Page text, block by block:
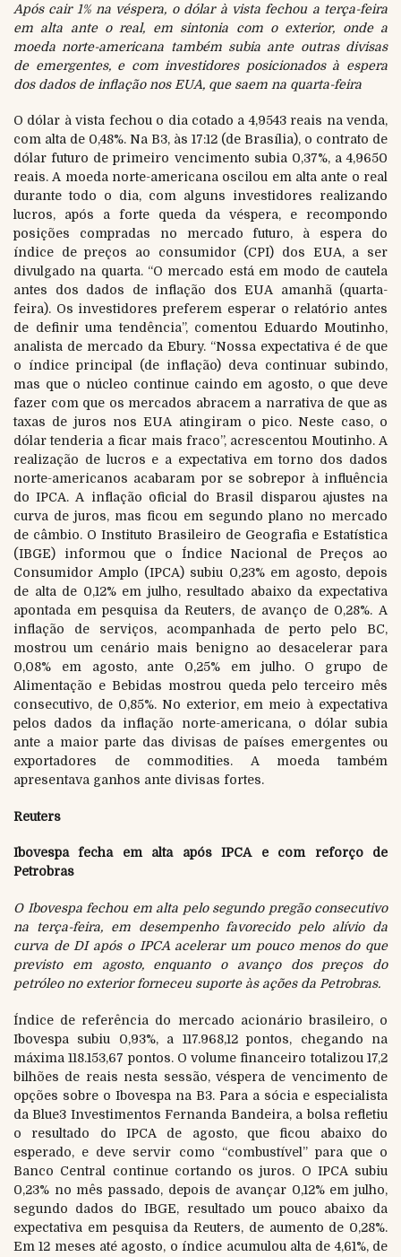
Após cair 1% na véspera, o dólar à vista fechou a terça-feira
em alta ante o real, em sintonia com o exterior, onde a
moeda norte-americana também subia ante outras divisas
de emergentes, e com investidores posicionados à espera
dos dados de inflação nos EUA, que saem na quarta-feira
O dólar à vista fechou o dia cotado a 4,9543 reais na venda,
com alta de 0,48%. Na B3, às 17:12 (de Brasília), o contrato de
dólar futuro de primeiro vencimento subia 0,37%, a 4,9650
reais. A moeda norte-americana oscilou em alta ante o real
durante todo o dia, com alguns investidores realizando
lucros, após a forte queda da véspera, e recompondo
posições compradas no mercado futuro, à espera do
índice de preços ao consumidor (CPI) dos EUA, a ser
divulgado na quarta. “O mercado está em modo de cautela
antes dos dados de inflação dos EUA amanhã (quarta-
feira). Os investidores preferem esperar o relatório antes
de definir uma tendência”, comentou Eduardo Moutinho,
analista de mercado da Ebury. “Nossa expectativa é de que
o índice principal (de inflação) deva continuar subindo,
mas que o núcleo continue caindo em agosto, o que deve
fazer com que os mercados abracem a narrativa de que as
taxas de juros nos EUA atingiram o pico. Neste caso, o
dólar tenderia a ficar mais fraco”, acrescentou Moutinho. A
realização de lucros e a expectativa em torno dos dados
norte-americanos acabaram por se sobrepor à influência
do IPCA. A inflação oficial do Brasil disparou ajustes na
curva de juros, mas ficou em segundo plano no mercado
de câmbio. O Instituto Brasileiro de Geografia e Estatística
(IBGE) informou que o Índice Nacional de Preços ao
Consumidor Amplo (IPCA) subiu 0,23% em agosto, depois
de alta de 0,12% em julho, resultado abaixo da expectativa
apontada em pesquisa da Reuters, de avanço de 0,28%. A
inflação de serviços, acompanhada de perto pelo BC,
mostrou um cenário mais benigno ao desacelerar para
0,08% em agosto, ante 0,25% em julho. O grupo de
Alimentação e Bebidas mostrou queda pelo terceiro mês
consecutivo, de 0,85%. No exterior, em meio à expectativa
pelos dados da inflação norte-americana, o dólar subia
ante a maior parte das divisas de países emergentes ou
exportadores de commodities. A moeda também
apresentava ganhos ante divisas fortes.
Reuters
Ibovespa fecha em alta após IPCA e com reforço de
Petrobras
O Ibovespa fechou em alta pelo segundo pregão consecutivo
na terça-feira, em desempenho favorecido pelo alívio da
curva de DI após o IPCA acelerar um pouco menos do que
previsto em agosto, enquanto o avanço dos preços do
petróleo no exterior forneceu suporte às ações da Petrobras.
Índice de referência do mercado acionário brasileiro, o
Ibovespa subiu 0,93%, a 117.968,12 pontos, chegando na
máxima 118.153,67 pontos. O volume financeiro totalizou 17,2
bilhões de reais nesta sessão, véspera de vencimento de
opções sobre o Ibovespa na B3. Para a sócia e especialista
da Blue3 Investimentos Fernanda Bandeira, a bolsa refletiu
o resultado do IPCA de agosto, que ficou abaixo do
esperado, e deve servir como “combustível” para que o
Banco Central continue cortando os juros. O IPCA subiu
0,23% no mês passado, depois de avançar 0,12% em julho,
segundo dados do IBGE, resultado um pouco abaixo da
expectativa em pesquisa da Reuters, de aumento de 0,28%.
Em 12 meses até agosto, o índice acumulou alta de 4,61%, de